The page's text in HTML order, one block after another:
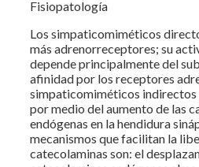
Fisiopatología
Los simpaticomiméticos
más adrenorreceptores; su
depende principalmente del
afinidad por los receptores
simpaticomiméticos
por medio del aumento de las
endógenas en la hendidura
mecanismos que facilitan la
catecolaminas son: el